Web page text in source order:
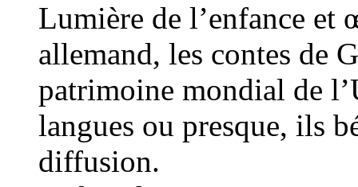
Lumière de l’enfance et
allemand, les contes de
patrimoine mondial de
langues ou presque, ils
diffusion.